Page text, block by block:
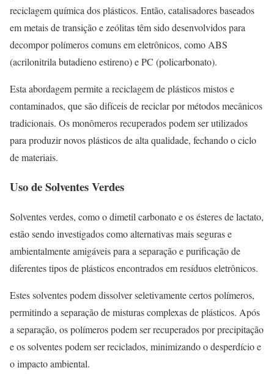
reciclagem química dos plásticos. Então, catalisadores baseados
em metais de transição e zeólitas têm sido desenvolvidos para
decompor polímeros comuns em eletrônicos, como ABS
(acrilonitrila butadieno estireno) e PC (policarbonato).
Esta abordagem permite a reciclagem de plásticos mistos e
contaminados, que são difíceis de reciclar por métodos mecânicos
tradicionais. Os monômeros recuperados podem ser utilizados
para produzir novos plásticos de alta qualidade, fechando o ciclo
de materiais.
Uso de Solventes Verdes
Solventes verdes, como o dimetil carbonato e os ésteres de lactato,
estão sendo investigados como alternativas mais seguras e
ambientalmente amigáveis para a separação e purificação de
diferentes tipos de plásticos encontrados em resíduos eletrônicos.
Estes solventes podem dissolver seletivamente certos polímeros,
permitindo a separação de misturas complexas de plásticos. Após
a separação, os polímeros podem ser recuperados por precipitação
e os solventes podem ser reciclados, minimizando o desperdício e
o impacto ambiental.